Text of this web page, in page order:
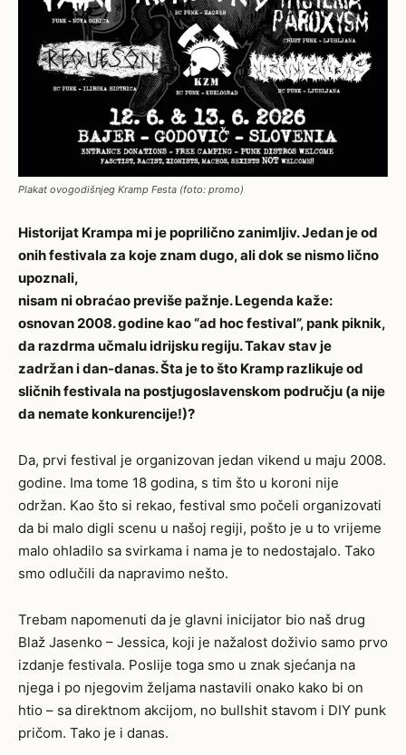
Plakat ovogodišnjeg Kramp Festa (foto: promo)
Historijat Krampa mi je poprilično zanimljiv. Jedan je od
onih festivala za koje znam dugo, ali dok se nismo lično
upoznali,
nisam ni obraćao previše pažnje. Legenda kaže:
osnovan 2008. godine kao “ad hoc festival”, pank piknik,
da razdrma učmalu idrijsku regiju. Takav stav je
zadržan i dan-danas. Šta je to što Kramp razlikuje od
sličnih festivala na postjugoslavenskom području (a nije
da nemate konkurencije!)?
Da, prvi festival je organizovan jedan vikend u maju 2008.
godine. Ima tome 18 godina, s tim što u koroni nije
održan. Kao što si rekao, festival smo počeli organizovati
da bi malo digli scenu u našoj regiji, pošto je u to vrijeme
malo ohladilo sa svirkama i nama je to nedostajalo. Tako
smo odlučili da napravimo nešto.
Trebam napomenuti da je glavni inicijator bio naš drug
Blaž Jasenko – Jessica, koji je nažalost doživio samo prvo
izdanje festivala. Poslije toga smo u znak sjećanja na
njega i po njegovim željama nastavili onako kako bi on
htio – sa direktnom akcijom, no bullshit stavom i DIY punk
pričom. Tako je i danas.